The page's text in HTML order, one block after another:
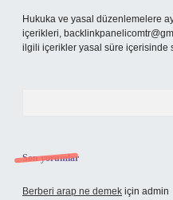
Hukuka ve yasal düzenlemelere
içerikleri,
ilgili içerikler yasal süre içerisinde
Son yorumlar
Berberi arap ne demek için admin